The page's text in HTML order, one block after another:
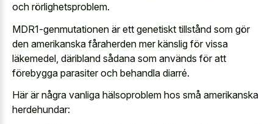
och rörlighetsproblem.
MDR1-genmutationen är ett genetiskt tillstånd som gör
den amerikanska fåraherden mer känslig för vissa
läkemedel, däribland sådana som används för att
förebygga parasiter och behandla diarré.
Här är några vanliga hälsoproblem hos små amerikanska
herdehundar: